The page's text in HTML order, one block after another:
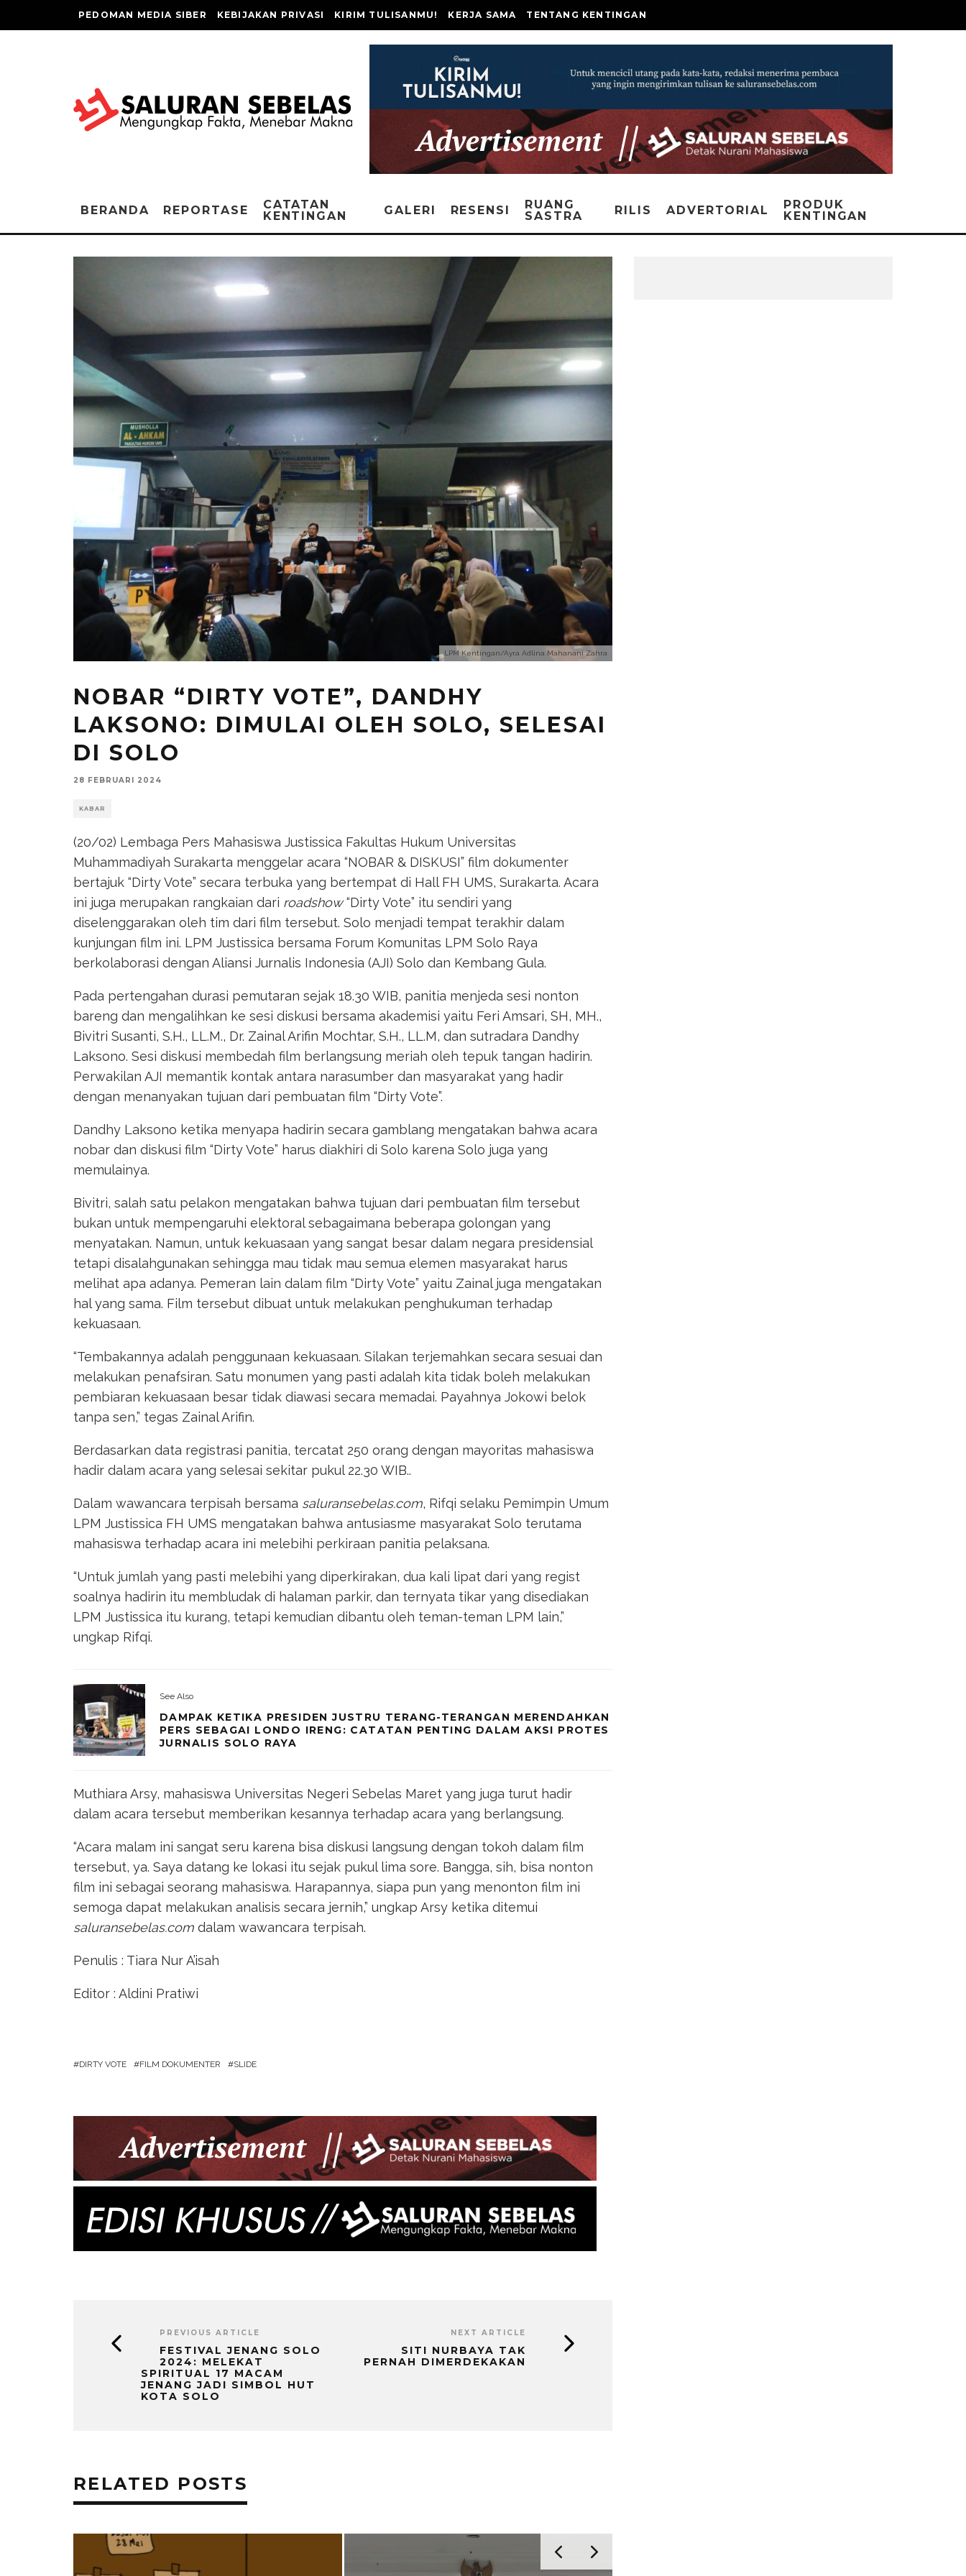
PEDOMAN MEDIA SIBER KEBIJAKAN PRIVASI KIRIM TULISANMU! KERJA SAMA TENTANG KENTINGAN
BERANDA REPORTASE
CATATAN
KENTINGAN
GALERI RESENSI
RUANG
SASTRA
RILIS ADVERTORIAL
PRODUK
KENTINGAN
LPM Kentingan/Ayra Adlina Mahanani Zahra
NOBAR “DIRTY VOTE”, DANDHY
LAKSONO: DIMULAI OLEH SOLO, SELESAI
DI SOLO
28 FEBRUARI 2024
KABAR
(20/02) Lembaga Pers Mahasiswa Justissica Fakultas Hukum Universitas
Muhammadiyah Surakarta menggelar acara “NOBAR & DISKUSI” film dokumenter
bertajuk “Dirty Vote” secara terbuka yang bertempat di Hall FH UMS, Surakarta. Acara
ini juga merupakan rangkaian dari roadshow“Dirty Vote” itu sendiri yang
diselenggarakan oleh tim dari film tersebut. Solo menjadi tempat terakhir dalam
kunjungan film ini. LPM Justissica bersama Forum Komunitas LPM Solo Raya
berkolaborasi dengan Aliansi Jurnalis Indonesia (AJI) Solo dan Kembang Gula.
Pada pertengahan durasi pemutaran sejak 18.30 WIB, panitia menjeda sesi nonton
bareng dan mengalihkan ke sesi diskusi bersama akademisi yaitu Feri Amsari, SH, MH.,
Bivitri Susanti, S.H., LL.M., Dr. Zainal Arifin Mochtar, S.H., LL.M, dan sutradara Dandhy
Laksono. Sesi diskusi membedah film berlangsung meriah oleh tepuk tangan hadirin.
Perwakilan AJI memantik kontak antara narasumber dan masyarakat yang hadir
dengan menanyakan tujuan dari pembuatan film “Dirty Vote”.
Dandhy Laksono ketika menyapa hadirin secara gamblang mengatakan bahwa acara
nobar dan diskusi film “Dirty Vote” harus diakhiri di Solo karena Solo juga yang
memulainya.
Bivitri, salah satu pelakon mengatakan bahwa tujuan dari pembuatan film tersebut
bukan untuk mempengaruhi elektoral sebagaimana beberapa golongan yang
menyatakan. Namun, untuk kekuasaan yang sangat besar dalam negara presidensial
tetapi disalahgunakan sehingga mau tidak mau semua elemen masyarakat harus
melihat apa adanya. Pemeran lain dalam film “Dirty Vote” yaitu Zainal juga mengatakan
hal yang sama. Film tersebut dibuat untuk melakukan penghukuman terhadap
kekuasaan.
“Tembakannya adalah penggunaan kekuasaan. Silakan terjemahkan secara sesuai dan
melakukan penafsiran. Satu monumen yang pasti adalah kita tidak boleh melakukan
pembiaran kekuasaan besar tidak diawasi secara memadai. Payahnya Jokowi belok
tanpa sen,” tegas Zainal Arifin.
Berdasarkan data registrasi panitia, tercatat 250 orang dengan mayoritas mahasiswa
hadir dalam acara yang selesai sekitar pukul 22.30 WIB..
Dalam wawancara terpisah bersama saluransebelas.com, Rifqi selaku Pemimpin Umum
LPM Justissica FH UMS mengatakan bahwa antusiasme masyarakat Solo terutama
mahasiswa terhadap acara ini melebihi perkiraan panitia pelaksana.
“Untuk jumlah yang pasti melebihi yang diperkirakan, dua kali lipat dari yang regist
soalnya hadirin itu membludak di halaman parkir, dan ternyata tikar yang disediakan
LPM Justissica itu kurang, tetapi kemudian dibantu oleh teman-teman LPM lain,”
ungkap Rifqi.
See Also
DAMPAK KETIKA PRESIDEN JUSTRU TERANG-TERANGAN MERENDAHKAN
PERS SEBAGAI LONDO IRENG: CATATAN PENTING DALAM AKSI PROTES
JURNALIS SOLO RAYA
Muthiara Arsy, mahasiswa Universitas Negeri Sebelas Maret yang juga turut hadir
dalam acara tersebut memberikan kesannya terhadap acara yang berlangsung.
“Acara malam ini sangat seru karena bisa diskusi langsung dengan tokoh dalam film
tersebut, ya. Saya datang ke lokasi itu sejak pukul lima sore. Bangga, sih, bisa nonton
film ini sebagai seorang mahasiswa. Harapannya, siapa pun yang menonton film ini
semoga dapat melakukan analisis secara jernih,” ungkap Arsy ketika ditemui
saluransebelas.com dalam wawancara terpisah.
Penulis : Tiara Nur A’isah
Editor : Aldini Pratiwi
DIRTY VOTE FILM DOKUMENTER SLIDE
PREVIOUS ARTICLE
FESTIVAL JENANG SOLO
2024: MELEKAT
SPIRITUAL 17 MACAM
JENANG JADI SIMBOL HUT
KOTA SOLO
NEXT ARTICLE
SITI NURBAYA TAK
PERNAH DIMERDEKAKAN
RELATED POSTS